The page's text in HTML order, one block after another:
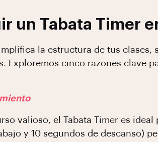
un Tabata Timer
la estructura de tus clases,
Exploremos cinco razones clave
valioso, el Tabata Timer es
y 10 segundos de descanso)